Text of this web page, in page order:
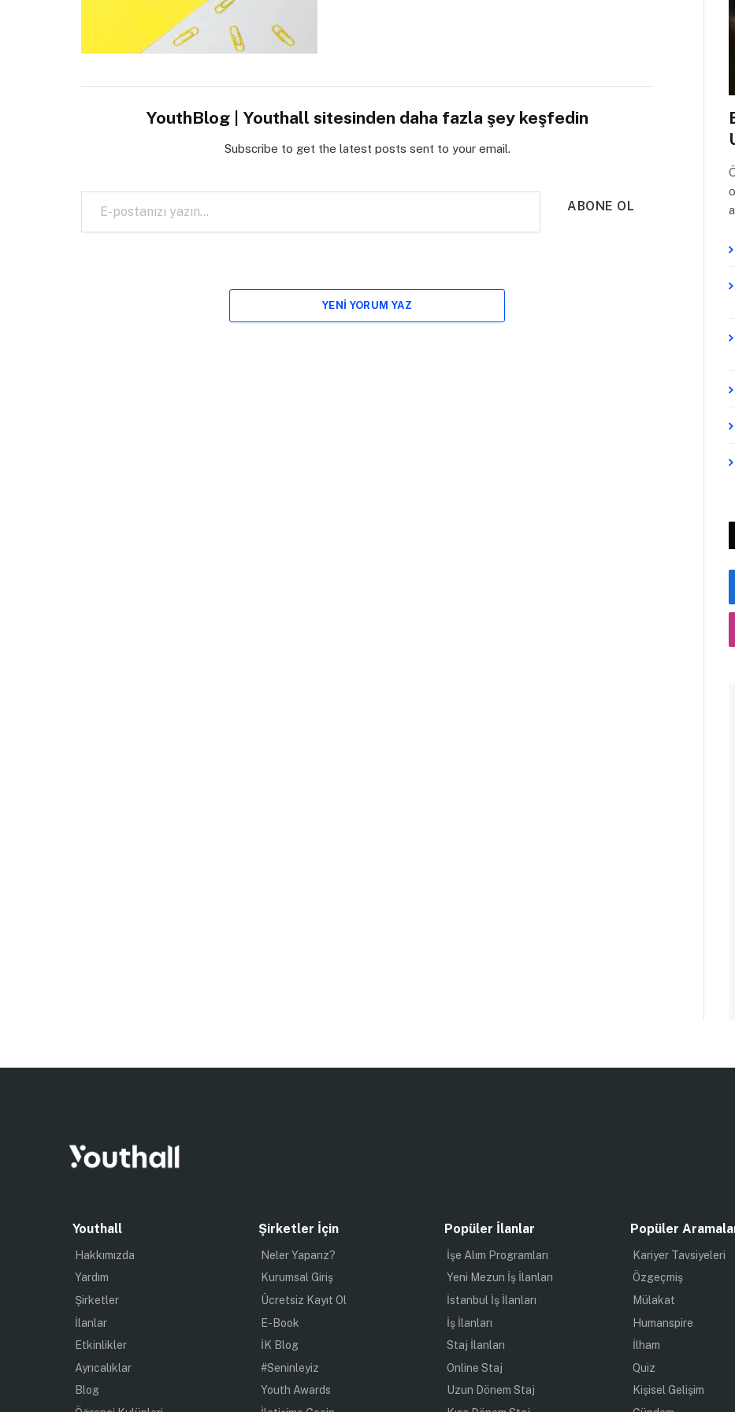
YouthBlog | Youthall sitesinden daha fazla şey keşfedin
Subscribe to get the latest posts sent to your email.
E-postanızı yazın…
ABONE OL
YENI YORUM YAZ
Youthall
Hakkımızda
Yardım
Şirketler
İlanlar
Etkinlikler
Ayrıcalıklar
Blog
Şirketler İçin
Neler Yaparız?
Kurumsal Giriş
Ücretsiz Kayıt Ol
E-Book
İK Blog
#Seninleyiz
Youth Awards
Popüler İlanlar
İşe Alım Programları
Yeni Mezun İş İlanları
İstanbul İş İlanları
İş İlanları
Staj İlanları
Online Staj
Uzun Dönem Staj
Popüler
Kariyer Tavsiyeleri
Özgeçmiş
Mülakat
Humanspire
İlham
Quiz
Kişisel Gelişim